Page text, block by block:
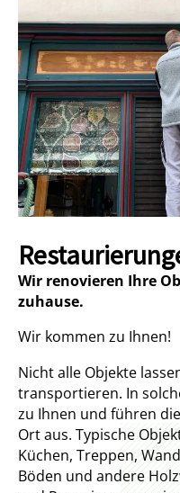
Wir renovieren Ihre
zuhause.
Wir kommen zu Ihnen!
Nicht alle Objekte
transportieren. In
zu Ihnen und führen
Ort aus. Typische
Küchen, Treppen,
Böden und andere